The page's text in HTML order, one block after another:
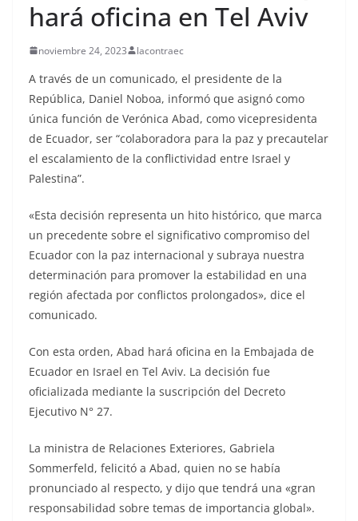
hará oficina en Tel Aviv
noviembre 24, 2023 lacontraec
A través de un comunicado, el presidente de la
República, Daniel Noboa, informó que asignó como
única función de Verónica Abad, como vicepresidenta
de Ecuador, ser “colaboradora para la paz y precautelar
el escalamiento de la conflictividad entre Israel y
Palestina”.
«Esta decisión representa un hito histórico, que marca
un precedente sobre el significativo compromiso del
Ecuador con la paz internacional y subraya nuestra
determinación para promover la estabilidad en una
región afectada por conflictos prolongados», dice el
comunicado.
Con esta orden, Abad hará oficina en la Embajada de
Ecuador en Israel en Tel Aviv. La decisión fue
oficializada mediante la suscripción del Decreto
Ejecutivo N° 27.
La ministra de Relaciones Exteriores, Gabriela
Sommerfeld, felicitó a Abad, quien no se había
pronunciado al respecto, y dijo que tendrá una «gran
responsabilidad sobre temas de importancia global».